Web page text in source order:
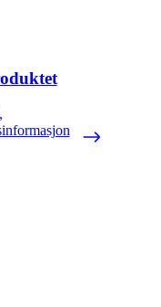
og overholder
er